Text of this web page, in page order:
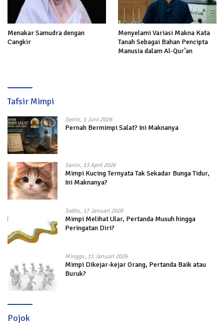
Menakar Samudra dengan
Cangkir
Menyelami Variasi Makna Kata
Tanah Sebagai Bahan Pencipta
Manusia dalam Al-Qur’an
Tafsir Mimpi
Senin, 1 Juni 2026
Pernah Bermimpi Salat? Ini Maknanya
Senin, 13 April 2026
Mimpi Kucing Ternyata Tak Sekadar Bunga Tidur,
Ini Maknanya?
Sabtu, 17 Januari 2026
Mimpi Melihat Ular, Pertanda Musuh hingga
Peringatan Diri?
Minggu, 11 Januari 2026
Mimpi Dikejar-kejar Orang, Pertanda Baik atau
Buruk?
Pojok